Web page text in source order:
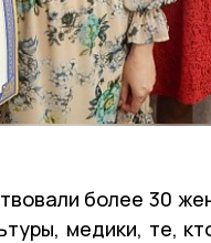
более 30
медики, те,